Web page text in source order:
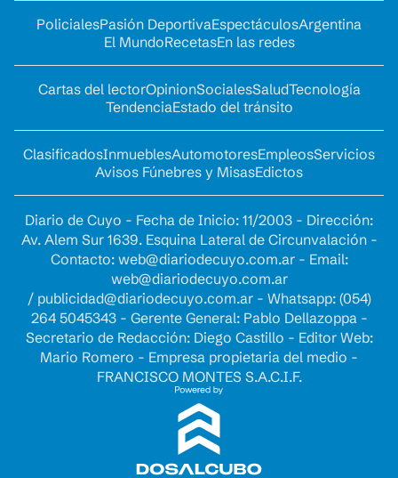
PolicialesPasión DeportivaEspectáculosArgentina
El MundoRecetasEn las redes
Cartas del lectorOpinionSocialesSaludTecnología
TendenciaEstado del tránsito
ClasificadosInmueblesAutomotoresEmpleosServicios
Avisos Fúnebres y MisasEdictos
Diario de Cuyo - Fecha de Inicio: 11/2003 - Dirección:
Av. Alem Sur 1639. Esquina Lateral de Circunvalación -
Contacto: web@diariodecuyo.com.ar- Email:
web@diariodecuyo.com.ar
/ publicidad@diariodecuyo.com.ar- Whatsapp: (054)
264 5045343 - Gerente General: Pablo Dellazoppa -
Secretario de Redacción: Diego Castillo - Editor Web:
Mario Romero - Empresa propietaria del medio -
FRANCISCO MONTES S.A.C.I.F.